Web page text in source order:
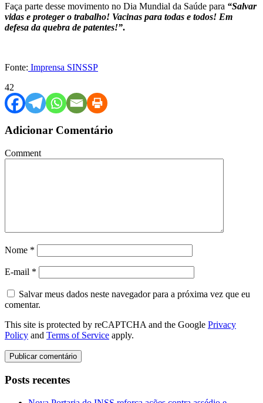
Faça parte desse movimento no Dia Mundial da Saúde para “Salvar
vidas e proteger o trabalho! Vacinas para todas e todos! Em
defesa da quebra de patentes!”.
Fonte: Imprensa SINSSP
42
Adicionar Comentário
Comment
Nome *
E-mail *
Salvar meus dados neste navegador para a próxima vez que eu
comentar.
This site is protected by reCAPTCHA and the Google Privacy
Policy and Terms of Service apply.
Posts recentes